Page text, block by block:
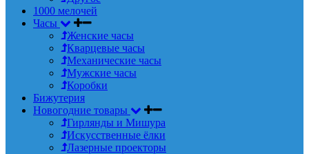
1000 мелочей
Часы
Женские часы
Кварцевые часы
Механические часы
Мужские часы
Коробки
Бижутерия
Новогодние товары
Гирлянды и Мишура
Искусственные ёлки
Лазерные проекторы